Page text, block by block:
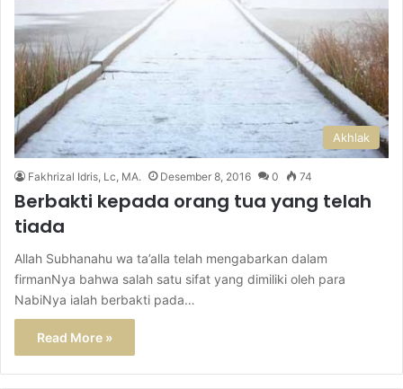
Akhlak
Fakhrizal Idris, Lc, MA. Desember 8, 2016 0 74
Berbakti kepada orang tua yang telah
tiada
Allah Subhanahu wa ta’alla telah mengabarkan dalam
firmanNya bahwa salah satu sifat yang dimiliki oleh para
NabiNya ialah berbakti pada…
Read More »